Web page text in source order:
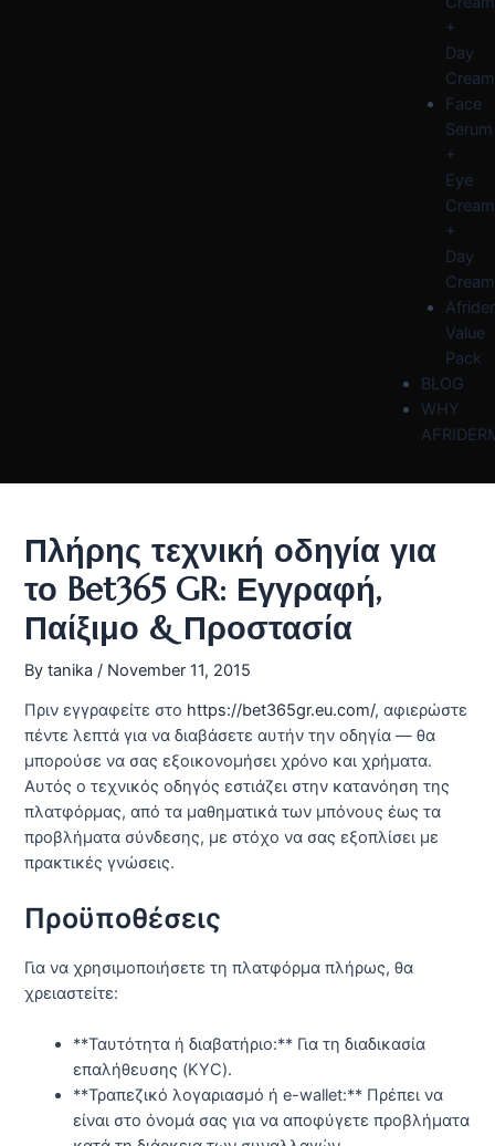
+
Day
Cream
Face
Serum
+
Eye
Cream
+
Day
Cream
Value
Pack
BLOG
WHY
Πλήρης τεχνική οδηγία για
το Bet365 GR: Εγγραφή,
Παίξιμο & Προστασία
Bytanika / November 11, 2015
Πριν εγγραφείτε στο https://bet365gr.eu.com/, αφιερώστε
πέντε λεπτά για να διαβάσετε αυτήν την οδηγία — θα
μπορούσε να σας εξοικονομήσει χρόνο και χρήματα.
Αυτός ο τεχνικός οδηγός εστιάζει στην κατανόηση της
πλατφόρμας, από τα μαθηματικά των μπόνους έως τα
προβλήματα σύνδεσης, με στόχο να σας εξοπλίσει με
πρακτικές γνώσεις.
Προϋποθέσεις
Για να χρησιμοποιήσετε τη πλατφόρμα πλήρως, θα
χρειαστείτε:
**Ταυτότητα ή διαβατήριο:** Για τη διαδικασία
επαλήθευσης (KYC).
**Τραπεζικό λογαριασμό ή e-wallet:** Πρέπει να
είναι στο όνομά σας για να αποφύγετε προβλήματα